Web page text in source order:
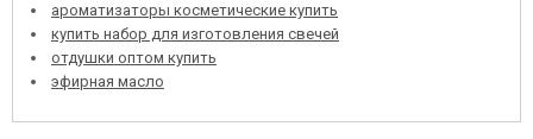
ароматизаторы косметические купить
купить набор для изготовления свечей
отдушки оптом купить
эфирная масло